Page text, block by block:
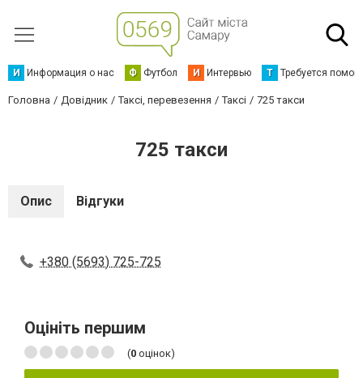
И Информация о нас Ф Футбол И Интервью Т Требуется
Головна Довідник Таксі, перевезення Таксі 725 такси
725 такси
Опис Відгуки
+380 (5693) 725-725
Оцініть першим
(0 оцінок)